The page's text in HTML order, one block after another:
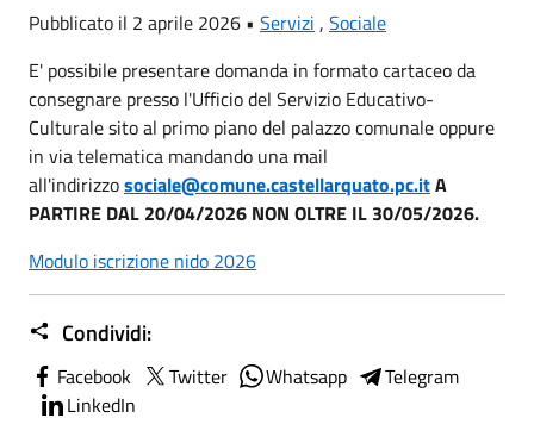
Pubblicato il 2 aprile 2026 • Servizi , Sociale
E' possibile presentare domanda in formato cartaceo da
consegnare presso l'Ufficio del Servizio Educativo-
Culturale sito al primo piano del palazzo comunale oppure
in via telematica mandando una mail
all'indirizzosociale@comune.castellarquato.pc.itA
PARTIRE DAL 20/04/2026 NON OLTRE IL 30/05/2026.
Modulo iscrizione nido 2026
Condividi:
Facebook Twitter Whatsapp
Telegram
LinkedIn